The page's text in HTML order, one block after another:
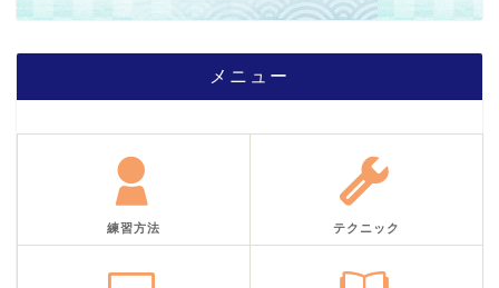
メニュー
練習方法 テクニック